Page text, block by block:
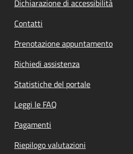
Dichiarazione di accessibilità
Contatti
Prenotazione appuntamento
Richiedi assistenza
Statistiche del portale
Leggi le FAQ
Pagamenti
Riepilogo valutazioni